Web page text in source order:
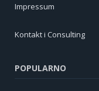
Impressum
Kontakt i Consulting
POPULARNO